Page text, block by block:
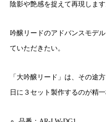
陰影や艶感を捉えて再現します
吟醸リードのアドバンスモデ
ていただきたい。
「大吟醸リード」は、その途
日に３セット製作するのが精